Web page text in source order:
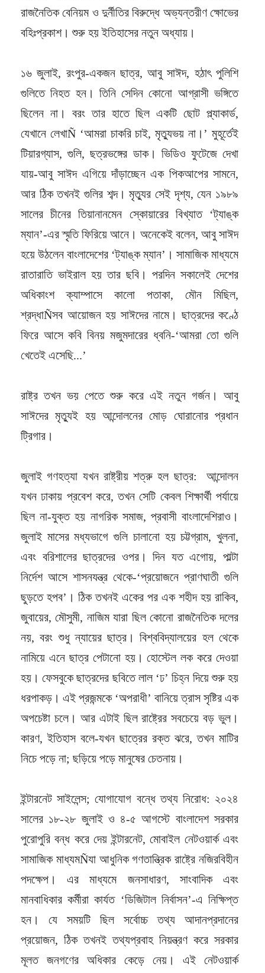
রাজনৈতিক বেনিয়ম ও দুর্নীতির বিরুদ্ধে অভ্যন্তরীণ ক্ষোভের
বহিঃপ্রকাশ। শুরু হয় ইতিহাসের নতুন অধ্যায়।
১৬ জুলাই, রংপুর-একজন ছাত্র, আবু সাঈদ, হঠাৎ পুলিশি
গুলিতে নিহত হন। তিনি সেদিন কোনো আগ্রাসী ভঙ্গিতে
ছিলেন না। বরং তার হাতে ছিল একটি ছোট প্ল্যাকার্ড,
যেখানে লেখাÑ ‘আমরা চাকরি চাই, মৃত্যুভয় না।’ মুহূর্তেই
টিয়ারগ্যাস, গুলি, ছত্রভঙ্গের ডাক। ভিডিও ফুটেজে দেখা
যায়-আবু সাঈদ এগিয়ে দাঁড়াচ্ছেন এক পিকআপের সামনে,
আর ঠিক তখনই গুলির শব্দ। মৃত্যুর সেই দৃশ্য, যেন ১৯৮৯
সালের চীনের তিয়ানানমেন স্কোয়ারের বিখ্যাত ‘ট্যাঙ্ক
ম্যান’-এর স্মৃতি ফিরিয়ে আনে। অনেকেই বলেন, আবু সাঈদ
হয়ে উঠলেন বাংলাদেশের ‘ট্যাঙ্ক ম্যান’। সামাজিক মাধ্যমে
রাতারাতি ভাইরাল হয় তার ছবি। পরদিন সকালেই দেশের
অধিকাংশ ক্যাম্পাসে কালো পতাকা, মৌন মিছিল,
শ্রদ্ধাÑসব আয়োজন হয় সাঈদের নামে। ছাত্রদের কণ্ঠে
ফিরে আসে কবি বিনয় মজুমদারের ধ্বনি-‘আমরা তো গুলি
খেতেই এসেছি...’
রাষ্ট্র তখন ভয় পেতে শুরু করে এই নতুন গর্জন। আবু
সাঈদের মৃত্যুই হয় আন্দোলনের মোড় ঘোরানোর প্রধান
ট্রিগার।
জুলাই গণহত্যা যখন রাষ্ট্রীয় শত্রু হল ছাত্র: আন্দোলন
যখন ঢাকায় প্রবেশ করে, তখন সেটি কেবল শিক্ষার্থী পর্যায়ে
ছিল না-যুক্ত হয় নাগরিক সমাজ, প্রবাসী বাংলাদেশিরাও।
জুলাই মাসের মধ্যভাগে গুলি চালানো হয় চট্টগ্রাম, খুলনা,
এবং বরিশালের ছাত্রদের ওপর। দিন যত এগোয়, পাল্টা
নির্দেশ আসে শাসনযন্ত্র থেকে-‘প্রয়োজনে প্রাণঘাতী গুলি
ছুড়তে হপব’। ঠিক তখনই একের পর এক শহীদ হয় রাকিব,
জুবায়ের, মৌসুমী, নাজিম যারা ছিল কোনো রাজনৈতিক দলের
নয়, বরং শুধু ন্যায়ের ছাত্র। বিশ্ববিদ্যালয়ের হল থেকে
নামিয়ে এনে ছাত্র পেটানো হয়। হোস্টেল লক করে দেওয়া
হয়। ফেসবুকে ছাত্রদের ছবিতে লাল ‘ঢ’ চিহ্ন দিয়ে শুরু হয়
ধরপাকড়। এই প্রজন্মকে ‘অপরাধী’ বানিয়ে ত্রাস সৃষ্টির এক
অপচেষ্টা চলে। আর এটাই ছিল রাষ্ট্রের সবচেয়ে বড় ভুল।
কারণ, ইতিহাস বলে-যখন ছাত্রের রক্ত ঝরে, তখন মাটির
নিচে পড়ে না; ছড়িয়ে পড়ে মানুষের চেতনায়।
ইন্টারনেট সাইলেন্স; যোগাযোগ বন্ধে তথ্য নিরোধ: ২০২৪
সালের ১৮-২৮ জুলাই ও ৪-৫ আগস্টে বাংলাদেশ সরকার
পুরোপুরি বন্ধ করে দেয় ইন্টারনেট, মোবাইল নেটওয়ার্ক এবং
সামাজিক মাধ্যমÑযা আধুনিক গণতান্ত্রিক রাষ্ট্রে নজিরবিহীন
পদক্ষেপ। এর মাধ্যমে জনসাধারণ, সাংবাদিক এবং
মানবাধিকার কর্মীরা কার্যত ‘ডিজিটাল নির্বাসন’-এ নিক্ষিপ্ত
হন। যে সময়টি ছিল সর্বোচ্চ তথ্য আদানপ্রদানের
প্রয়োজন, ঠিক তখনই তথ্যপ্রবাহ নিয়ন্ত্রণ করে সরকার
মূলত জনগণের অধিকার কেড়ে নেয়। এই নেটওয়ার্ক